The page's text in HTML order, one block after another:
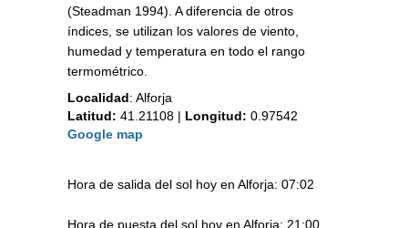
(Steadman 1994). A diferencia de otros
índices, se utilizan los valores de viento,
humedad y temperatura en todo el rango
termométrico.
Localidad: Alforja
Latitud: 41.21108 | Longitud: 0.97542
Google map
Hora de salida del sol hoy en Alforja: 07:02
Hora de puesta del sol hoy en Alforja: 21:00